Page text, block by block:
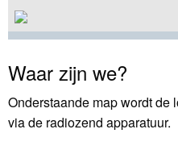
Waar zijn we?
Onderstaande map wordt de
via de radiozend apparatuur.